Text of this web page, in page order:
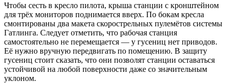
Чтобы сесть в кресло пилота, крыша станции с кронштейном
для трёх мониторов поднимается вверх. По бокам кресла
смонтированы два макета скорострельных пулемётов системы
Гатлинга. Следует отметить, что рабочая станция
самостоятельно не перемещается — у гусениц нет приводов.
Её нужно вручную передвигать по помещению. В защиту
гусениц стоит сказать, что они позволят станции оставаться
устойчивой на любой поверхности даже со значительным
уклоном.